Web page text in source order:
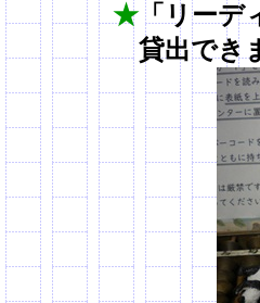
★「リーデ
貸出でき